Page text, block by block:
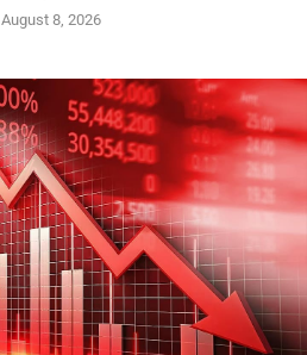
August 8, 2026